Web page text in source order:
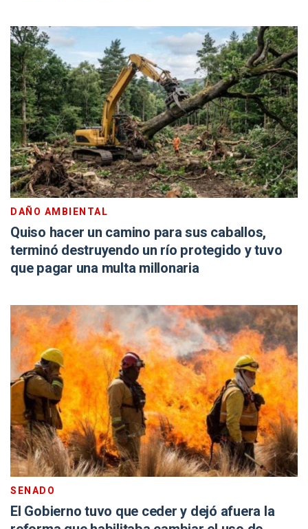
DAÑO AMBIENTAL
Quiso hacer un camino para sus caballos,
terminó destruyendo un río protegido y tuvo
que pagar una multa millonaria
SENADO
El Gobierno tuvo que ceder y dejó afuera la